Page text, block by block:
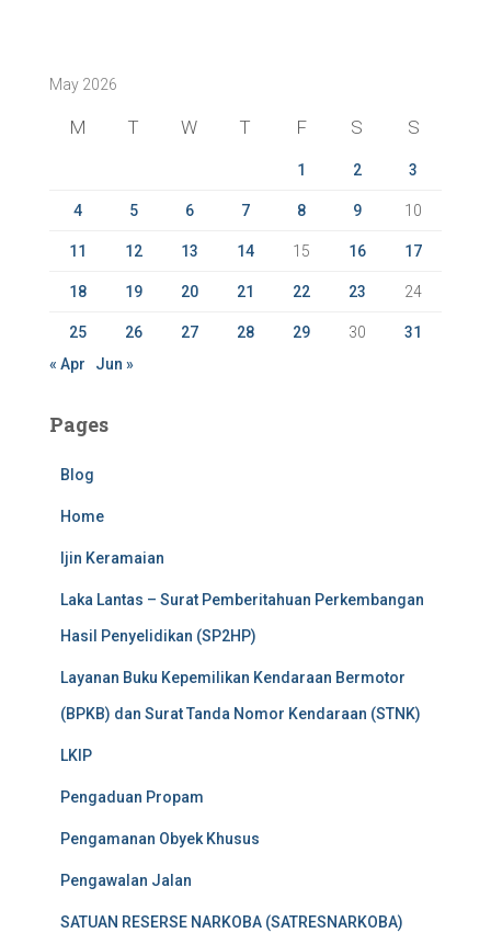
h
May 2026
M T W T F S S
1 2 3
4 5 6 7 8 9 10
11 12 13 14 15 16 17
18 19 20 21 22 23 24
25 26 27 28 29 30
31
« Apr
Jun »
Pages
Blog
Home
Ijin Keramaian
Laka Lantas – Surat Pemberitahuan Perkembangan
Hasil Penyelidikan (SP2HP)
Layanan Buku Kepemilikan Kendaraan Bermotor
(BPKB) dan Surat Tanda Nomor Kendaraan (STNK)
LKIP
Pengaduan Propam
Pengamanan Obyek Khusus
Pengawalan Jalan
SATUAN RESERSE NARKOBA (SATRESNARKOBA)